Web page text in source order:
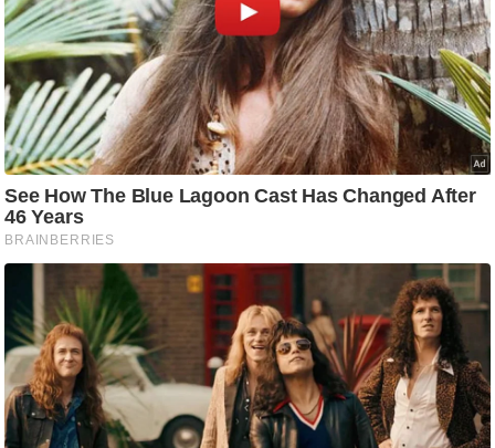
ली
वु
ड
फि
ल्म
स
मी
क्षा
e
a
k
i
n